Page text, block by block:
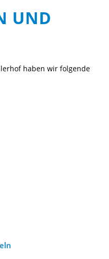
UND
haben wir folgende